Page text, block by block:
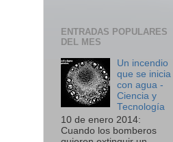
ENTRADAS POPULARES
DEL MES
Un incendio
que se inicia
con agua -
Ciencia y
Tecnología
10 de enero 2014:
Cuando los bomberos